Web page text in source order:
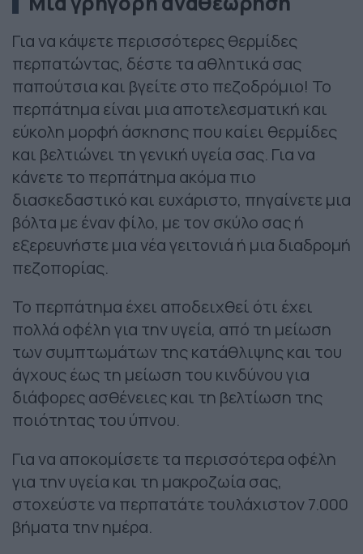
Για να κάψετε περισσότερες θερμίδες
περπατώντας, δέστε τα αθλητικά σας
παπούτσια και βγείτε στο πεζοδρόμιο! Το
περπάτημα είναι μια αποτελεσματική και
εύκολη μορφή άσκησης που καίει θερμίδες
και βελτιώνει τη γενική υγεία σας. Για να
κάνετε το περπάτημα ακόμα πιο
διασκεδαστικό και ευχάριστο, πηγαίνετε μια
βόλτα με έναν φίλο, με τον σκύλο σας ή
εξερευνήστε μια νέα γειτονιά ή μια διαδρομή
πεζοπορίας.
Το περπάτημα έχει αποδειχθεί ότι έχει
πολλά οφέλη για την υγεία, από τη μείωση
των συμπτωμάτων της κατάθλιψης και του
άγχους έως τη μείωση του κινδύνου για
διάφορες ασθένειες και τη βελτίωση της
ποιότητας του ύπνου.
Για να αποκομίσετε τα περισσότερα οφέλη
για την υγεία και τη μακροζωία σας,
στοχεύστε να περπατάτε τουλάχιστον 7.000
βήματα την ημέρα.